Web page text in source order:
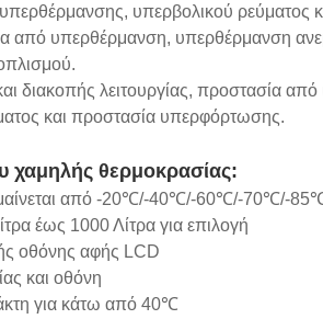
υπερβολικού ρεύματος
από υπερθέρμανση, υπερθέρμανση
διακοπής λειτουργίας, προστασία
και προστασία υπερφόρτωσης.
χαμηλής θερμοκρασίας:
από -20℃/-40℃/-60℃/-70℃/-
έως 1000 Λίτρα για επιλογή
οθόνης αφής LCD
και οθόνη
για κάτω από 40℃